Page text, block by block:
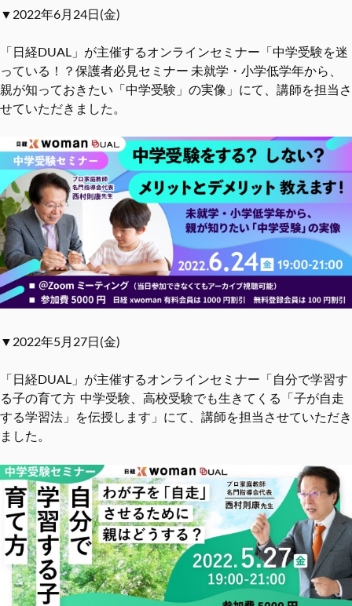
▼2022年6月24日(金)
「日経DUAL」が主催するオンラインセミナー「中学受験を迷
っている！？保護者必見セミナー 未就学・小学低学年から、
親が知っておきたい「中学受験」の実像」にて、講師を担当さ
せていただきました。
▼2022年5月27日(金)
「日経DUAL」が主催するオンラインセミナー「自分で学習す
る子の育て方 中学受験、高校受験でも生きてくる「子が自走
する学習法」を伝授します」にて、講師を担当させていただき
ました。